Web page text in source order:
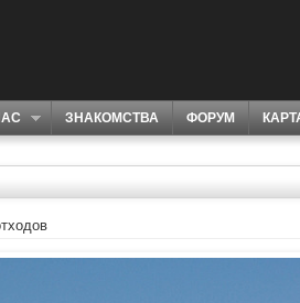
ЗНАКОМСТВА ФОРУМ